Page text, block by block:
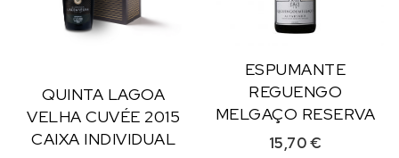
QUINTA LAGOA
VELHA CUVÉE 2015
CAIXA INDIVIDUAL
ESPUMANTE
REGUENGO
MELGAÇO RESERVA
15,70€